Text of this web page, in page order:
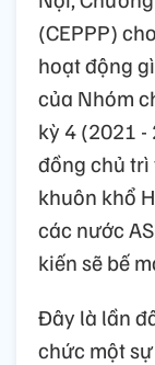
(CEPPP)
hoạt động
của Nhóm
kỳ 4 (2021 -
đồng chủ
khuôn khổ
các nước
kiến sẽ bế
Đây là lần
chức một